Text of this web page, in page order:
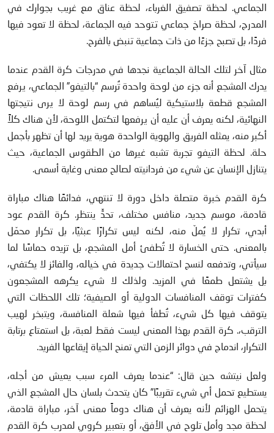
الجماعي. لحظة تصفيق الغرباء، لحظة عناق مع غريب بجوارك في
المدرج، لحظة صراخ جماعي تتوحد فيه الجماعة، لحظة لا تعود فيها
فردًا، بل تصبح جزءًا من ذات جماعية تنبض بالفرح.
مثال آخر لتلك الحالة الجماعية نجدها في مدرجات كرة القدم عندما
يدرك المشجع أنه جزء من لوحة واحدة تُرسم “بالتيفو” الجماعي، يرفع
المشجع قطعة بلاستيكية ليُساهم في رسم لوحة لا يرى نتيجتها
النهائية، لكنه يعرف أن عليه أن يرفعها لتكتمل اللوحة، لأن هناك كلاً
أكبر منه، يمثله الفريق والهوية الواحدة هوية يريد لها أن تظهر بأجمل
حلة. لحظة التيفو تجربة تشبه غيرها من الطقوس الجماعية، حيث
يتنازل الإنسان عن شيء من فردانيته لصالح معنى وغاية أسمى.
كرة القدم خبرة متصلة داخل دورة لا تنتهي، فدائمًا هناك مباراة
قادمة، موسم جديد، منافس مختلف، تحدٍّ ينتظر. كرة القدم عود
أبدي، تكرار لا يُملّ منه، لكنه ليس تكرارًا عبثيًا، بل تكرار محمّل
بالمعنى. حتى الخسارة لا تُطفئ أمل المشجع، بل تزيده حماسًا لما
سيأتي، وتدفعه لنسج احتمالات جديدة في خياله، والفائز لا يكتفي،
بل يشتعل طمعًا في المزيد. ولذلك لا شيء يكرهه المشجعون
كفترات توقف المنافسات الدولية أو الصيفية؛ تلك اللحظات التي
يتوقف فيها كل شيء، تُطفأ فيها شعلة المنافسة، ويتبخر لهيب
الترقب،. كرة القدم بهذا المعنى ليست فقط لعبة، بل استمتاع برتابة
التكرار، اندماج في دوائر الزمن التي تمنح الحياة إيقاعها الفريد.
ولعل نيتشه حين قال: “عندما يعرف المرء سبب يعيش من أجله،
يستطيع تحمل أي شيء تقريبًا” كان يتحدث بلسان حال المشجع الذي
يتحمل الهزائم لأنه يعرف أن هناك دوماً معنى آخر، مباراة قادمة،
لحظة مجد وأمل تلوح في الأفق، أو بتعبير كروي لمدرب كرة القدم